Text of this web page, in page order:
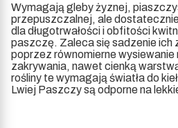
Wymagają gleby żyznej,
przepuszczalnej, ale
dla długotrwałości i obfitości
paszczę. Zaleca się sadzenie ich
poprzez równomierne wysiewanie
zakrywania, nawet cienką
rośliny te wymagają światła do
Lwiej Paszczy są odporne na